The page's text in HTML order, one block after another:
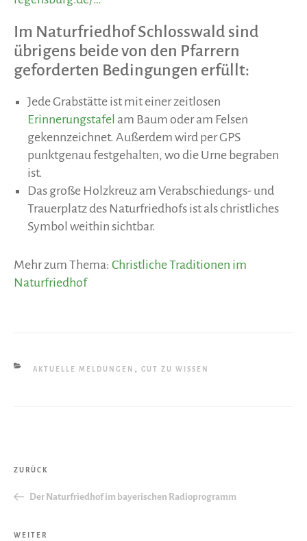
Im Naturfriedhof Schlosswald sind
übrigens beide von den Pfarrern
geforderten Bedingungen erfüllt:
Jede Grabstätte ist mit einer zeitlosen
Erinnerungstafel am Baum oder am Felsen
gekennzeichnet. Außerdem wird per GPS
punktgenau festgehalten, wo die Urne begraben
ist.
Das große Holzkreuz am Verabschiedungs- und
Trauerplatz des Naturfriedhofs ist als christliches
Symbol weithin sichtbar.
Mehr zum Thema: Christliche Traditionen im
Naturfriedhof
KATEGORIEN
AKTUELLE MELDUNGEN , GUT ZU WISSEN
Beitragsnavigation
Vorheriger
ZURÜCK
Der Naturfriedhof im bayerischen Radioprogramm
Nächster
WEITER